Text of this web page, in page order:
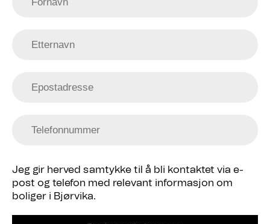
Jeg gir herved samtykke til å bli kontaktet via e-
post og telefon med relevant informasjon om
boliger i Bjørvika.